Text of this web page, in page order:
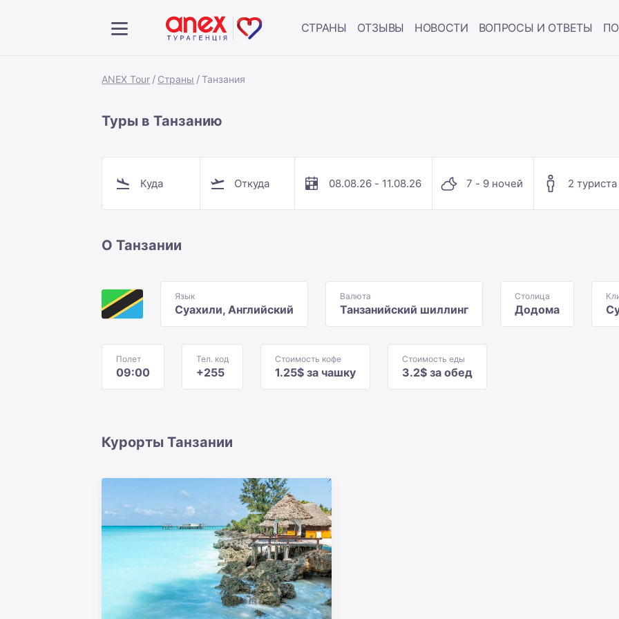
СТРАНЫ ОТЗЫВЫ НОВОСТИ ВОПРОСЫ И ОТВЕТЫ
ANEX Tour Страны Танзания
Туры в Танзанию
Куда Откуда 08.08.26 - 11.08.26 7 - 9 ночей 2 туриста
О Танзании
Язык
Суахили, Английский
Валюта
Танзанийский шиллинг
Столица
Додома
Полет
09:00
Тел. код
+255
Стоимость кофе
1.25$ за чашку
Стоимость еды
3.2$ за обед
Курорты Танзании